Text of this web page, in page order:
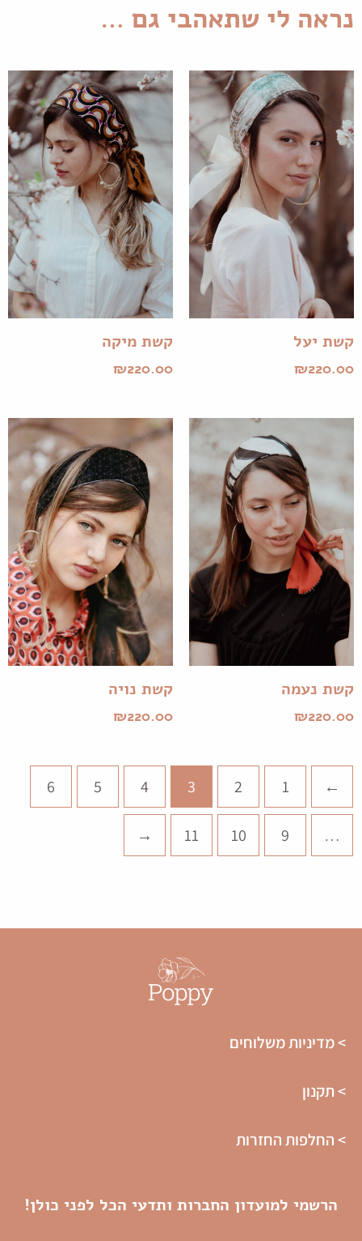
נראה לי שתאהבי גם …
קשת יעל
₪220.00
קשת מיקה
₪220.00
קשת נעמה
₪220.00
קשת נויה
₪220.00
→
1
2
3
4
5
6
…
9
10
11
←
> מדיניות משלוחים
> תקנון
> החלפות החזרות
הרשמי למועדון החברות ותדעי הכל לפני כולן!